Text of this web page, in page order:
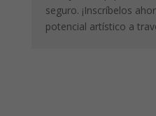
seguro. ¡Inscríbelos
potencial artístico a